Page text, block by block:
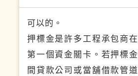
可以的。
押標金是許多工程承包商
第一個資金關卡。若押標
間貸款公司或當舖借款管